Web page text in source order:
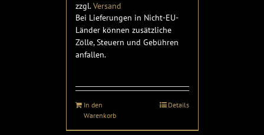
zzgl.Versand
Bei Lieferungen in Nicht-EU-
Länder können zusätzliche
Zölle, Steuern und Gebühren
anfallen.
In den
Warenkorb
Details